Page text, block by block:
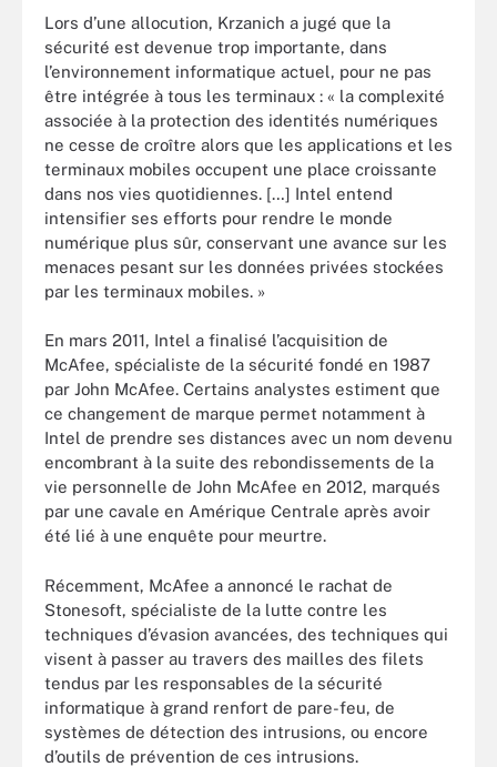
Lors d’une allocution, Krzanich a jugé que la
sécurité est devenue trop importante, dans
l’environnement informatique actuel, pour ne pas
être intégrée à tous les terminaux : « la complexité
associée à la protection des identités numériques
ne cesse de croître alors que les applications et les
terminaux mobiles occupent une place croissante
dans nos vies quotidiennes. […] Intel entend
intensifier ses efforts pour rendre le monde
numérique plus sûr, conservant une avance sur les
menaces pesant sur les données privées stockées
par les terminaux mobiles. »
En mars 2011, Intel a finalisé l’acquisition de
McAfee, spécialiste de la sécurité fondé en 1987
par John McAfee. Certains analystes estiment que
ce changement de marque permet notamment à
Intel de prendre ses distances avec un nom devenu
encombrant à la suite des rebondissements de la
vie personnelle de John McAfee en 2012, marqués
par une cavale en Amérique Centrale après avoir
été lié à une enquête pour meurtre.
Récemment, McAfee a annoncé le rachat de
Stonesoft, spécialiste de la lutte contre les
techniques d’évasion avancées, des techniques qui
visent à passer au travers des mailles des filets
tendus par les responsables de la sécurité
informatique à grand renfort de pare-feu, de
systèmes de détection des intrusions, ou encore
d’outils de prévention de ces intrusions.